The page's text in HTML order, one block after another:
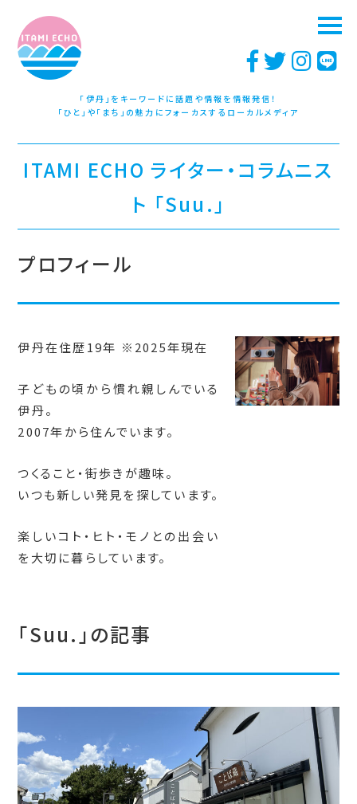
「伊丹」をキーワードに話題や情報を情報発信！
「ひと」や「まち」の魅力にフォーカスするローカルメディア
ITAMI ECHO ライター・コラムニス
ト 「Suu.」
プロフィール
伊丹在住歴19年 ※2025年現在
子どもの頃から慣れ親しんでいる
伊丹。
2007年から住んでいます。
つくること・街歩きが趣味。
いつも新しい発見を探しています。
楽しいコト・ヒト・モノとの出会い
を大切に暮らしています。
「Suu.」の記事